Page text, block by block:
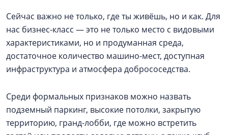
Сейчас важно не только, где ты живёшь, но и как. Для
нас бизнес-класс — это не только место с видовыми
характеристиками, но и продуманная среда,
достаточное количество машино-мест, доступная
инфраструктура и атмосфера добрососедства.
Среди формальных признаков можно назвать
подземный паркинг, высокие потолки, закрытую
территорию, гранд-лобби, где можно встретить